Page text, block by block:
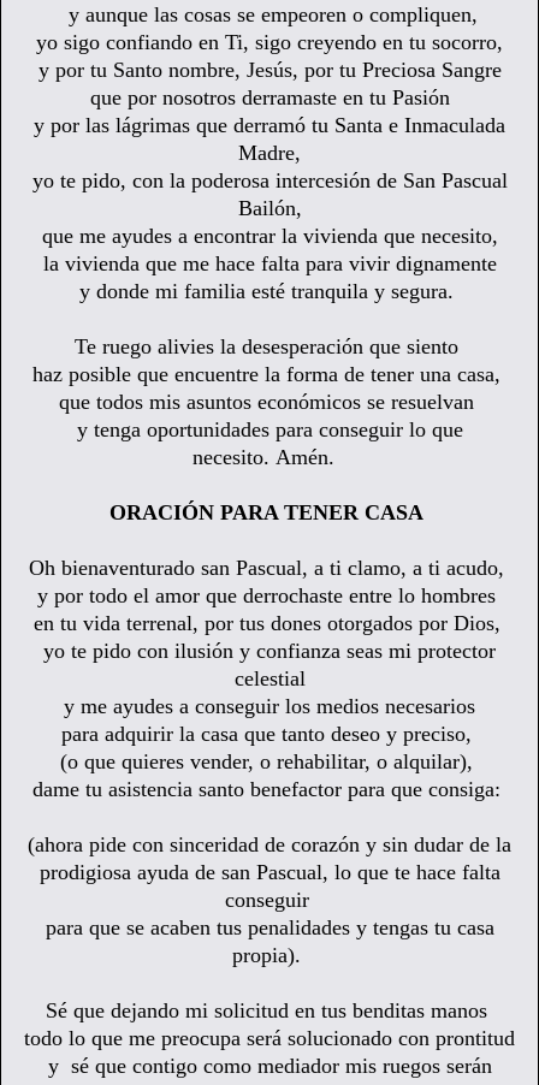
y aunque las cosas se empeoren o compliquen,
yo sigo confiando en Ti, sigo creyendo en tu socorro,
y por tu Santo nombre, Jesús, por tu Preciosa Sangre
que por nosotros derramaste en tu Pasión
y por las lágrimas que derramó tu Santa e Inmaculada
Madre,
yo te pido, con la poderosa intercesión de San Pascual
Bailón,
que me ayudes a encontrar la vivienda que necesito,
la vivienda que me hace falta para vivir dignamente
y donde mi familia esté tranquila y segura.
Te ruego alivies la desesperación que siento
haz posible que encuentre la forma de tener una casa,
que todos mis asuntos económicos se resuelvan
y tenga oportunidades para conseguir lo que
necesito. Amén.
ORACIÓN PARA TENER CASA
Oh bienaventurado san Pascual, a ti clamo, a ti acudo,
y por todo el amor que derrochaste entre lo hombres
en tu vida terrenal, por tus dones otorgados por Dios,
yo te pido con ilusión y confianza seas mi protector
celestial
y me ayudes a conseguir los medios necesarios
para adquirir la casa que tanto deseo y preciso,
(o que quieres vender, o rehabilitar, o alquilar),
dame tu asistencia santo benefactor para que consiga:
(ahora pide con sinceridad de corazón y sin dudar de la
prodigiosa ayuda de san Pascual, lo que te hace falta
conseguir
para que se acaben tus penalidades y tengas tu casa
propia).
Sé que dejando mi solicitud en tus benditas manos
todo lo que me preocupa será solucionado con prontitud
y sé que contigo como mediador mis ruegos serán